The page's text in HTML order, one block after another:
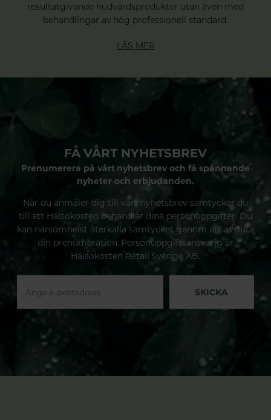
resultatgivande hudvårdsprodukter utan även med
behandlingar av hög professionell standard.
LÄS MER
FÅ VÅRT NYHETSBREV
Prenumerera på vårt nyhetsbrev och få spännande
nyheter och erbjudanden.
När du anmäler dig till vårt nyhetsbrev samtycker du
till att Hälsokosten behandlar dina personuppgifter. Du
kan närsomhelst återkalla samtycket genom att avsluta
din prenumeration. Personuppgiftsansvarig är
Hälsokosten Retail Sverige AB.
SKICKA